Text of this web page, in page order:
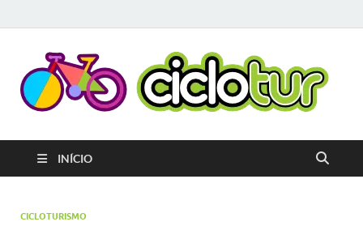
INÍCIO
CICLOTURISMO